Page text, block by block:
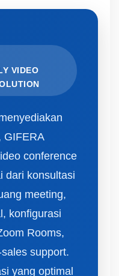
VIDEO
GIFERA
conference
dari konsultasi
meeting,
konfigurasi
Rooms,
support.
yang optimal